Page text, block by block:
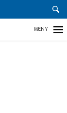
GDPR